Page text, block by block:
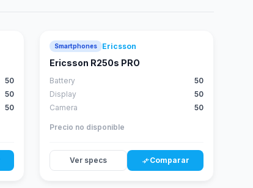
50
50
50
Smartphones Ericsson
Ericsson R250s PRO
Battery
50
Display
50
Camera
50
Precio no disponible
Ver specs compare_arrowsComparar